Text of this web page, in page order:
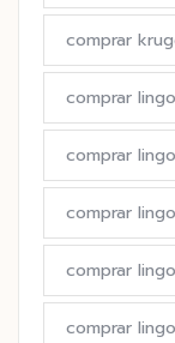
comprar
comprar
comprar
comprar
comprar
comprar